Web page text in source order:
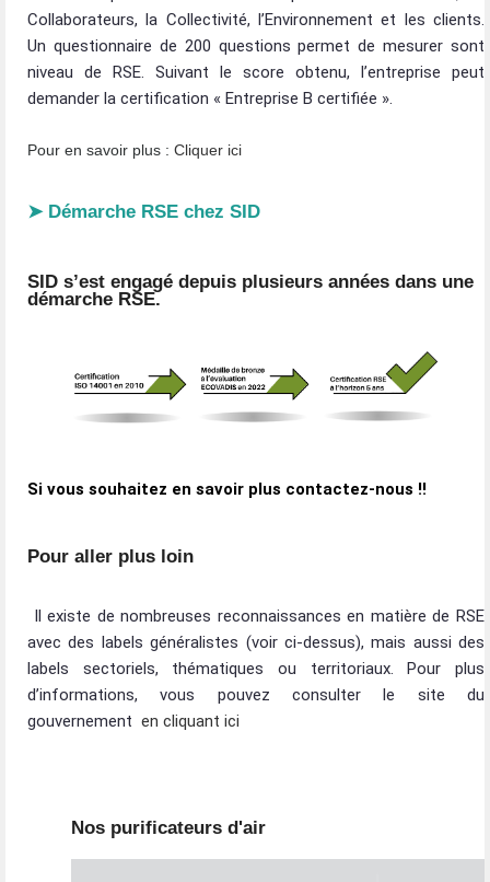
Collaborateurs, la Collectivité, l’Environnement et les clients.
Un questionnaire de 200 questions permet de mesurer sont
niveau de RSE. Suivant le score obtenu, l’entreprise peut
demander la certification « Entreprise B certifiée ».
Pour en savoir plus : Cliquer ici
➤ Démarche RSE chez SID
SID s’est engagé depuis plusieurs années dans une
démarche RSE.
Si vous souhaitez en savoir plus contactez-nous !!
Pour aller plus loin
­ Il existe de nombreuses reconnaissances en matière de RSE
avec des labels généralistes (voir ci-dessus), mais aussi des
labels sectoriels, thématiques ou territoriaux. Pour plus
d’informations, vous pouvez consulter le site du
gouvernement ­ en cliquant ici
Nos purificateurs d'air